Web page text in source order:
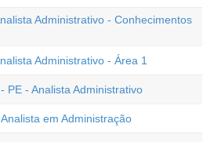
Administrativo - Conhecimentos
Administrativo - Área 1
PE - Analista Administrativo
em Administração